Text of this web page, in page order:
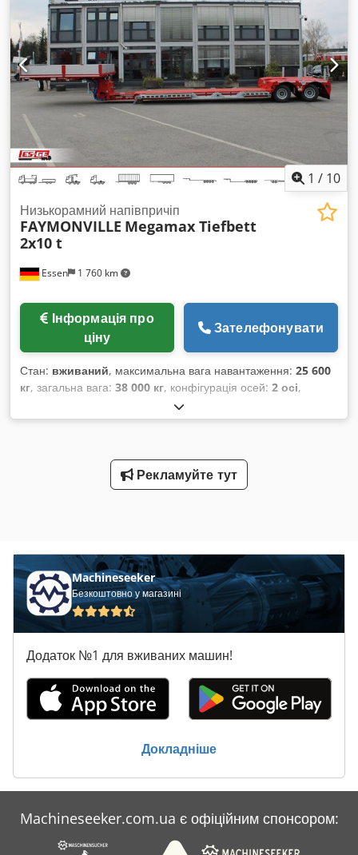
ВАРТОСТІ ДЛЯ ПОРІВНЯННЯ: 8.000 € — новий плоский
двигун 18,5 кВт з фланцем Codpfecbq Nwox Aitoha 4.300 €
— новий позиціонуючий мотор-редуктор 1.700 € — новий
диск для циркулярної пилки AKE, D 900 мм, Z 120 мінус
10% 8.500 € — новий електричний шафа керування ____
22.500 € без сталевої конструкції та монтажу - Спеціальна
пила після капремонту використовувалась лише близько 5
годин >> 100% виробництво Західна Німеччина з 6-
місячною гарантією
1 / 10
Essen 1 760 km
Низькорамний напівпричіп
FAYMONVILLE Megamax Tiefbett
2x10 t
ціну
Зателефонувати
Стан: вживаний, максимальна вага навантаження: 25 600
кг, загальна вага: 38 000 кг, конфігурація осей: 2 осі,
, наступна перевірка (TÜV):
07/2027, Обладнання:ABS,
Рекламуйте тут
Machineseeker
Безкоштовно у магазині
Додаток №1 для вживаних машин!
Докладніше
Machineseeker.com.ua є офіційним спонсором: